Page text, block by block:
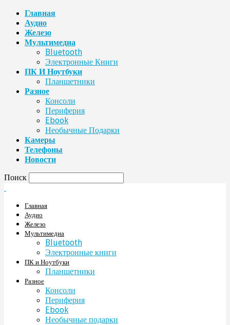
Главная
Аудио
Железо
Мультимедиа
Bluetooth
Электронные Книги
ПК И Ноутбуки
Планшетники
Разное
Консоли
Периферия
Ebook
Необычные Подарки
Камеры
Телефоны
Новости
Поиск
Главная
Аудио
Железо
Мультимедиа
Bluetooth
Электронные книги
ПК и Ноутбуки
Планшетники
Разное
Консоли
Периферия
Ebook
Необычные подарки